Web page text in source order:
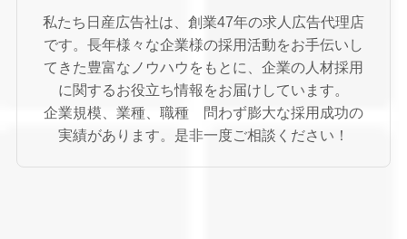
私たち日産広告社は、創業47年の求人広告代理店
です。長年様々な企業様の採用活動をお手伝いし
てきた豊富なノウハウをもとに、企業の人材採用
に関するお役立ち情報をお届けしています。
企業規模、業種、職種 問わず膨大な採用成功の
実績があります。是非一度ご相談ください！